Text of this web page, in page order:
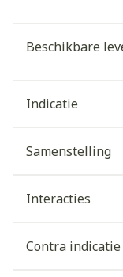
Beschikbare
Indicatie
Samenstelling
Interacties
Contra indicatie